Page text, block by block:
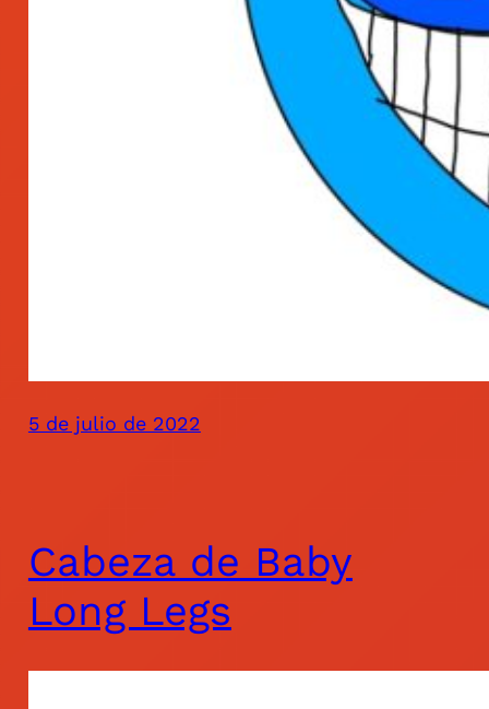
5 de julio de 2022
Cabeza de Baby
Long Legs